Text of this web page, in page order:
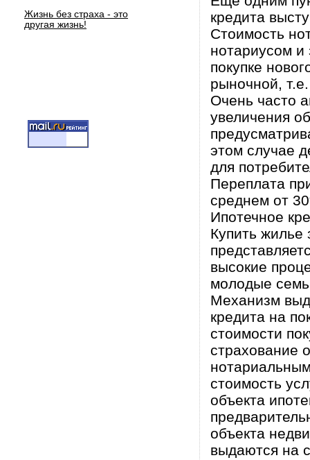
Жизнь без страха - это
другая жизнь!
кредита
Стоимость
нотариусом и
покупке
рыночной,
Очень часто
увеличения
этом случае
для
Переплата
среднем от
Ипотечное
Купить жилье
высокие
молодые
Механизм
кредита на
стоимости
страхование
стоимость
объекта
объекта
выдаются на